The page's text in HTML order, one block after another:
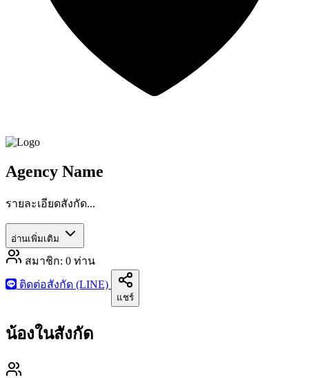
Agency Name
รายละเอียดสังกัด...
อ่านเพิ่มเติม
สมาชิก: 0 ท่าน
ติดต่อสังกัด (LINE)
แชร์
น้องในสังกัด